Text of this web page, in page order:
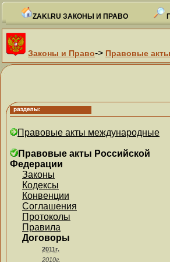
ZAKI.RU ЗАКОНЫ И ПРАВО
Законы и Право-> Правовые
Правовые акты международные
Правовые акты Российской
Федерации
Законы
Кодексы
Конвенции
Соглашения
Протоколы
Правила
Договоры
2011г.
2010г.